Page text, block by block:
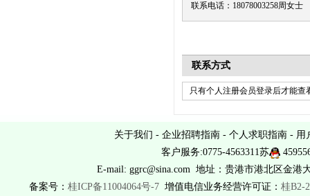
联系电话：18078003258周女士
联系方式
只有个人注册会员登录后才能查
关于我们 - 企业招聘指南 - 个人求职指南 - 用
客户服务:0775-4563311苏
E-mail: ggrc@sina.com 地址：贵港市港北区金港
备案号： 桂ICP备11004064号-7增值电信业务经营许可证： 桂B2-